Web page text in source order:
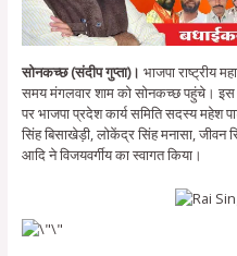
सोनकच्छ (संदीप गुप्ता)। भाजपा राष्ट्रीय
समय मंगलवार शाम को सोनकच्छ पहुंचे। इस
पर भाजपा प्रदेश कार्य समिति सदस्य महेश
सिंह बिसाखेड़ी, लोकेंद्र सिंह मनासा, जीवन
आदि ने विजयवर्गीय का स्वागत किया।